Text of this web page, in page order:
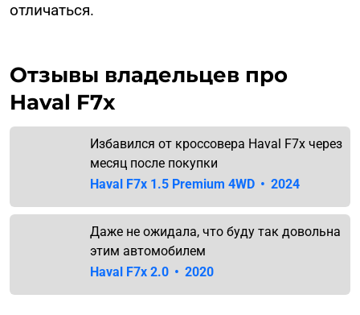
отличаться.
Отзывы владельцев про
Haval F7x
Избавился от кроссовера Haval F7x через
месяц после покупки
Haval F7x 1.5 Premium 4WD • 2024
Даже не ожидала, что буду так довольна
этим автомобилем
Haval F7x 2.0 • 2020